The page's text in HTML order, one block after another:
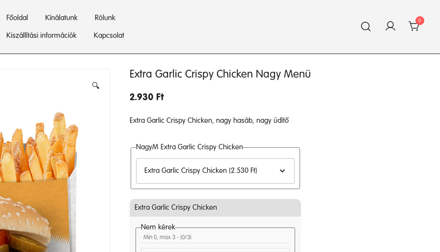
Főoldal Kínálatunk Rólunk
Kiszállítási információk Kapcsolat
0
🔍
Extra Garlic Crispy Chicken Nagy Menü
2.930 Ft
Extra Garlic Crispy Chicken, nagy hasáb, nagy üdítő
NagyM Extra Garlic Crispy Chicken
Extra Garlic Crispy Chicken
Nem kérek
Min 0, max 3 - (0/3)